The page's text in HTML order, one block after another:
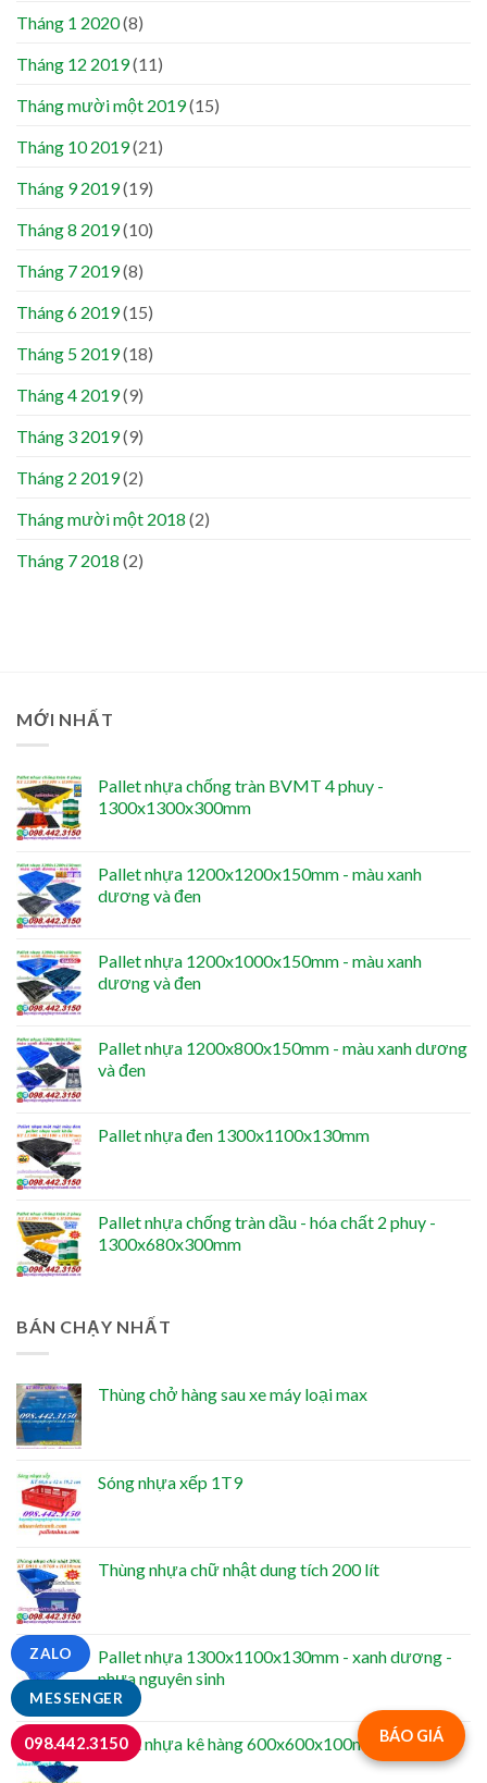
Tháng 1 2020(8)
Tháng 12 2019(11)
Tháng mười một 2019(15)
Tháng 10 2019(21)
Tháng 9 2019(19)
Tháng 8 2019(10)
Tháng 7 2019(8)
Tháng 6 2019(15)
Tháng 5 2019(18)
Tháng 4 2019(9)
Tháng 3 2019(9)
Tháng 2 2019(2)
Tháng mười một 2018 (2)
Tháng 7 2018 (2)
MỚI NHẤT
Pallet nhựa chống tràn BVMT 4 phuy -
1300x1300x300mm
Pallet nhựa 1200x1200x150mm - màu xanh
dương và đen
Pallet nhựa 1200x1000x150mm - màu xanh
dương và đen
Pallet nhựa 1200x800x150mm - màu xanh dương
và đen
Pallet nhựa đen 1300x1100x130mm
Pallet nhựa chống tràn dầu - hóa chất 2 phuy -
1300x680x300mm
BÁN CHẠY NHẤT
Thùng chở hàng sau xe máy loại max
Sóng nhựa xếp 1T9
Thùng nhựa chữ nhật dung tích 200 lít
Pallet nhựa 1300x1100x130mm - xanh dương -
nhựa nguyên sinh
Pallet nhựa kê hàng 600x600x100mm màu xanh
BÁO GIÁ
MESSENGER
ZALO
098.442.3150